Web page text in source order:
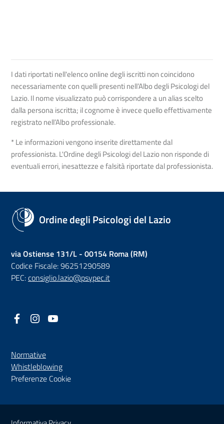
I dati riportati nell'elenco online degli iscritti non coincidono
necessariamente con quelli presenti nell’Albo degli Psicologi del
Lazio. Il nome visualizzato può corrispondere a un alias scelto
dalla persona iscritta; il cognome è invece quello effettivamente
registrato nell’Albo professionale.
* Le informazioni vengono inserite direttamente dal
professionista. L'Ordine degli Psicologi del Lazio non risponde di
eventuali errori, inesattezze e falsità riportate dal professionista.
Ordine degli Psicologi del Lazio
via Ostiense 131/L - 00154 Roma (RM)
Codice Fiscale: 96251290589
PEC:consiglio.lazio@psypec.it
Facebook
(nuova scheda - new tab)
Instagram
(nuova scheda - new tab)
Normative
Whistleblowing(nuova scheda - new tab)
Preferenze Cookie
Sezione Link Utili